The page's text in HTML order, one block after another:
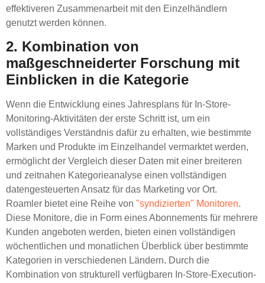
effektiveren Zusammenarbeit mit den Einzelhändlern
genutzt werden können.
2. Kombination von
maßgeschneiderter Forschung mit
Einblicken in die Kategorie
Wenn die Entwicklung eines Jahresplans für In-Store-
Monitoring-Aktivitäten der erste Schritt ist, um ein
vollständiges Verständnis dafür zu erhalten, wie bestimmte
Marken und Produkte im Einzelhandel vermarktet werden,
ermöglicht der Vergleich dieser Daten mit einer breiteren
und zeitnahen Kategorieanalyse einen vollständigen
datengesteuerten Ansatz für das Marketing vor Ort.
Roamler bietet eine Reihe von "syndizierten" Monitoren.
Diese Monitore, die in Form eines Abonnements für mehrere
Kunden angeboten werden, bieten einen vollständigen
wöchentlichen und monatlichen Überblick über bestimmte
Kategorien in verschiedenen Ländern. Durch die
Kombination von strukturell verfügbaren In-Store-Execution-